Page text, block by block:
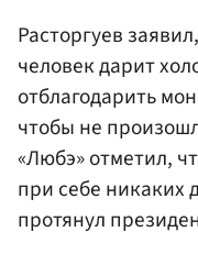
Расторгуев
человек дарит
отблагодарить
чтобы не
«Любэ» отметил,
при себе никаких
протянул